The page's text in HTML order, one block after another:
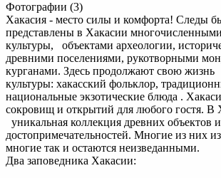
Фотографии (3)
Хакасия - место силы и комфорта! Следы
представлены в Хакасии
культуры, объектами археологии,
древними поселениями, рукотворными
курганами. Здесь продолжают свою
культуры: хакасский фольклор,
национальные экзотические блюда .
сокровищ и открытий для любого гостя. В
уникальная коллекция древних объектов
достопримечательностей. Многие из них
многие так и остаются неизведанными.
Два заповедника Хакасии: